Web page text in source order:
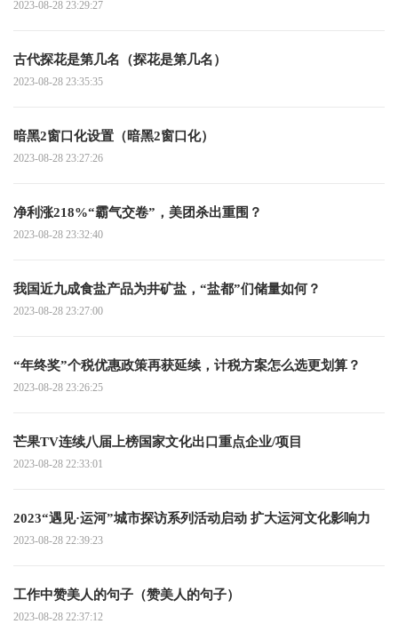
2023-08-28 23:29:27
古代探花是第几名（探花是第几名）
2023-08-28 23:35:35
暗黑2窗口化设置（暗黑2窗口化）
2023-08-28 23:27:26
净利涨218%“霸气交卷”，美团杀出重围？
2023-08-28 23:32:40
我国近九成食盐产品为井矿盐，“盐都”们储量如何？
2023-08-28 23:27:00
“年终奖”个税优惠政策再获延续，计税方案怎么选更划算？
2023-08-28 23:26:25
芒果TV连续八届上榜国家文化出口重点企业/项目
2023-08-28 22:33:01
2023“遇见·运河”城市探访系列活动启动 扩大运河文化影响力
2023-08-28 22:39:23
工作中赞美人的句子（赞美人的句子）
2023-08-28 22:37:12